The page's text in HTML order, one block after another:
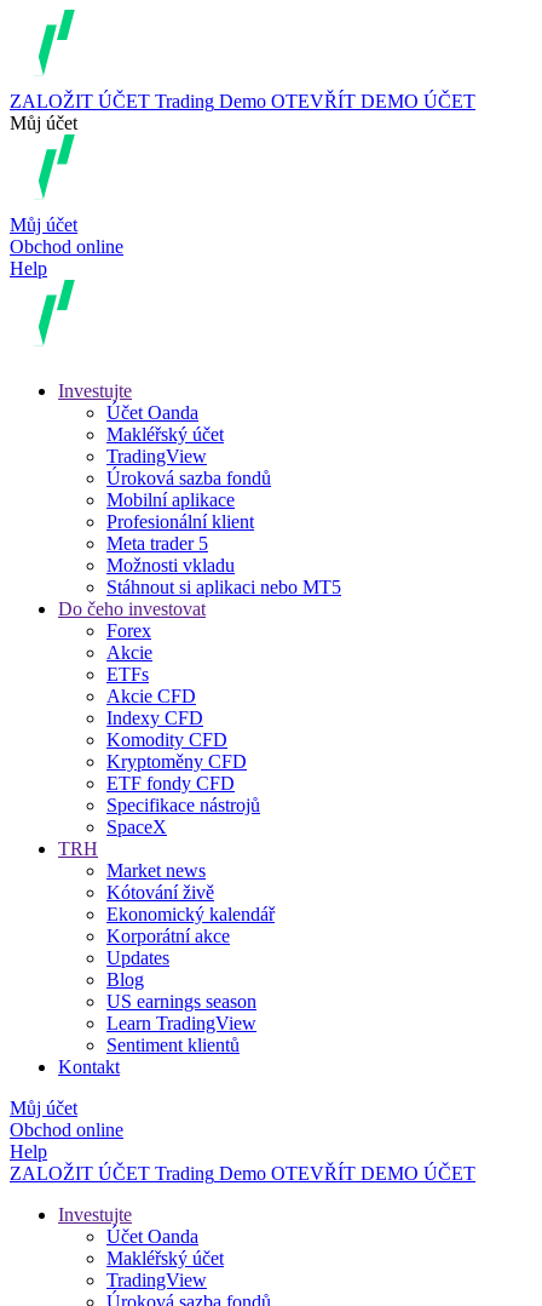
ZALOŽIT ÚČET Trading Demo OTEVŘÍT DEMO ÚČET
Můj účet
Můj účet
Obchod online
Help
Investujte
Účet Oanda
Makléřský účet
TradingView
Úroková sazba fondů
Mobilní aplikace
Profesionální klient
Meta trader 5
Možnosti vkladu
Stáhnout si aplikaci nebo MT5
Do čeho investovat
Forex
Akcie
ETFs
Akcie CFD
Indexy CFD
Komodity CFD
Kryptoměny CFD
ETF fondy CFD
Specifikace nástrojů
SpaceX
TRH
Market news
Kótování živě
Ekonomický kalendář
Korporátní akce
Updates
Blog
US earnings season
Learn TradingView
Sentiment klientů
Kontakt
Můj účet
Obchod online
Help
ZALOŽIT ÚČET Trading Demo OTEVŘÍT DEMO ÚČET
Investujte
Účet Oanda
Makléřský účet
TradingView
Úroková sazba fondů